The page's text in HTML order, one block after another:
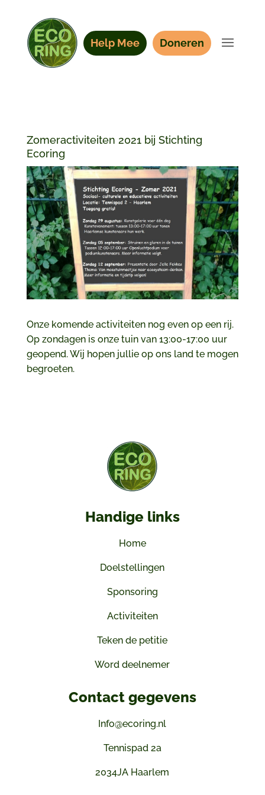
Help Mee Doneren
Zomeractiviteiten 2021 bij Stichting
Ecoring
Onze komende activiteiten nog even op een rij.
Op zondagen is onze tuin van 13:00-17:00 uur
geopend. Wij hopen jullie op ons land te mogen
begroeten.
Handige links
Home
Doelstellingen
Sponsoring
Activiteiten
Teken de petitie
Word deelnemer
Contact gegevens
Info@ecoring.nl
Tennispad 2a
2034JA Haarlem